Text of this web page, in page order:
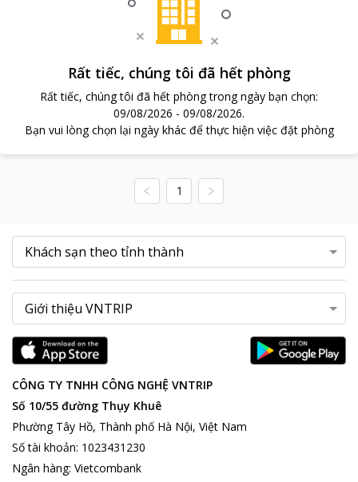
Rất tiếc, chúng tôi đã hết phòng
Rất tiếc, chúng tôi đã hết phòng trong ngày bạn chọn:
09/08/2026 - 09/08/2026.
Bạn vui lòng chọn lại ngày khác để thực hiện việc đặt phòng
1
CÔNG TY TNHH CÔNG NGHỆ VNTRIP
Số 10/55 đường Thụy Khuê
Phường Tây Hồ, Thành phố Hà Nội, Việt Nam
Số tài khoản: 1023431230
Ngân hàng: Vietcombank